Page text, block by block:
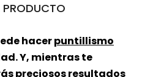
PRODUCTO
hacerpuntillismo
Y, mientras te
preciosos resultados